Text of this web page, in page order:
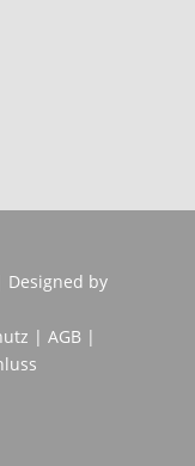
Designed by
| AGB |